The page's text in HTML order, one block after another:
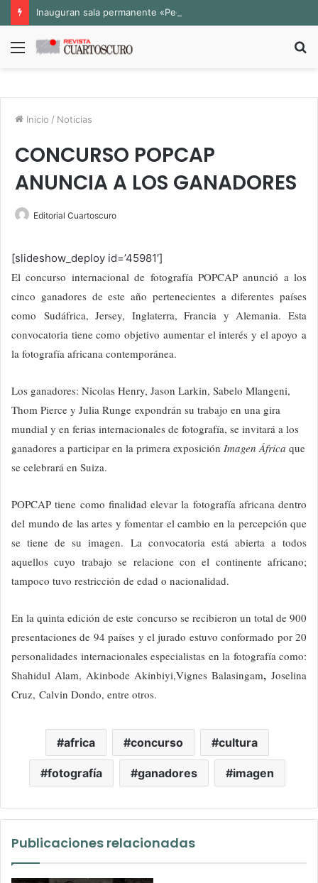
Menú
Inicio / Noticias
CONCURSO POPCAP
ANUNCIA A LOS GANADORES
Editorial Cuartoscuro
[slideshow_deploy id=’45981′]
El concurso internacional de fotografía POPCAP anunció a los
cinco ganadores de este año pertenecientes a diferentes países
como Sudáfrica, Jersey, Inglaterra, Francia y Alemania. Esta
convocatoria tiene como objetivo aumentar el interés y el apoyo a
la fotografía africana contemporánea.
Los ganadores: Nicolas Henry, Jason Larkin, Sabelo Mlangeni,
Thom Pierce y Julia Runge expondrán su trabajo en una gira
mundial y en ferias internacionales de fotografía, se invitará a los
ganadores a participar en la primera exposición Imagen África que
se celebrará en Suiza.
POPCAP tiene como finalidad elevar la fotografía africana dentro
del mundo de las artes y fomentar el cambio en la percepción que
se tiene de su imagen. La convocatoria está abierta a todos
aquellos cuyo trabajo se relacione con el continente africano;
tampoco tuvo restricción de edad o nacionalidad.
En la quinta edición de este concurso se recibieron un total de 900
presentaciones de 94 países y el jurado estuvo conformado por 20
personalidades internacionales especialistas en la fotografía como:
Shahidul Alam, Akinbode Akinbiyi,Vignes Balasingam, Joselina
Cruz, Calvin Dondo, entre otros.
africa concurso cultura
fotografía ganadores imagen
Publicaciones relacionadas